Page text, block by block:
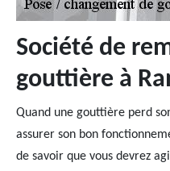
Société de
gouttière à
Quand une gouttière perd
assurer son bon
de savoir que vous devrez